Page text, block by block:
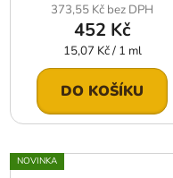
373,55 Kč bez DPH
452 Kč
Měrná
cena:
15,07 Kč / 1 ml
DO KOŠÍKU
NOVINKA